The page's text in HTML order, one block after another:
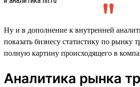
Ну и в дополнение к внутренней
показать бизнесу статистику по рынку
полную картину происходящего в
Аналитика рынка